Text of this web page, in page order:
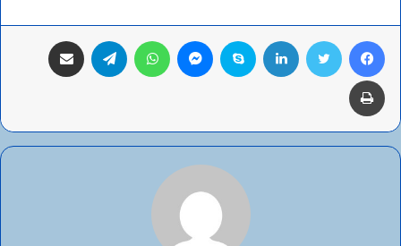
فيسبوك تويتر لينكدإن سكايب ماسنجر واتساب تيلقرام
طباعة